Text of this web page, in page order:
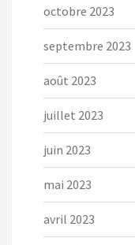
octobre 2023
septembre 2023
août 2023
juillet 2023
juin 2023
mai 2023
avril 2023